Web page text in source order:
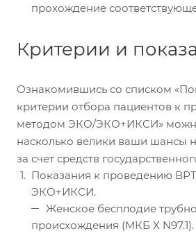
прохождение
Критерии и
Ознакомившись со списком
критерии отбора пациентов к
методом ЭКО/ЭКО+ИКСИ»
насколько велики ваши шансы
за счет средств
Показания к проведению
ЭКО+ИКСИ.
Женское бесплодие
происхождения (МКБ X N97.1).